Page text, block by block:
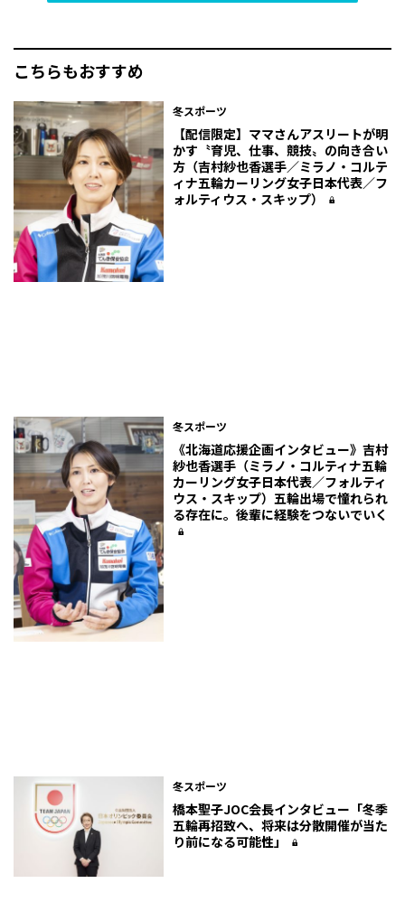
こちらもおすすめ
冬スポーツ
【配信限定】ママさんアスリートが明
かす〝育児、仕事、競技〟の向き合い
方（吉村紗也香選手／ミラノ・コルテ
ィナ五輪カーリング女子日本代表／フ
ォルティウス・スキップ）
冬スポーツ
《北海道応援企画インタビュー》吉村
紗也香選手（ミラノ・コルティナ五輪
カーリング女子日本代表／フォルティ
ウス・スキップ）五輪出場で憧れられ
る存在に。後輩に経験をつないでいく
冬スポーツ
橋本聖子JOC会長インタビュー「冬季
五輪再招致へ、将来は分散開催が当た
り前になる可能性」